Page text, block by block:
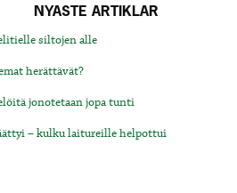
NYASTE ARTIKLAR
siltojen alle
herättävät?
jonotetaan jopa tunti
– kulku laitureille helpottui